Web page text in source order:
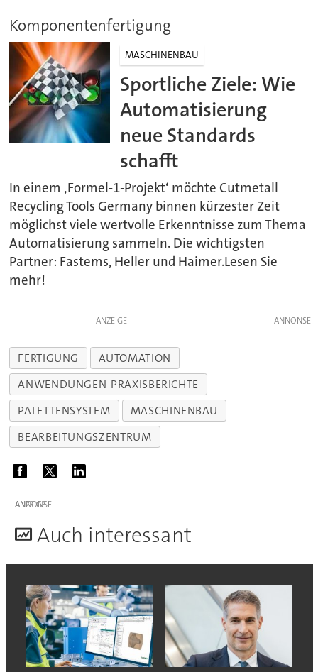
Komponentenfertigung
MASCHINENBAU
Sportliche Ziele: Wie
Automatisierung
neue Standards
schafft
In einem ‚Formel-1-Projekt‘ möchte Cutmetall
Recycling Tools Germany binnen kürzester Zeit
möglichst viele wertvolle Erkenntnisse zum Thema
Automatisierung sammeln. Die wichtigsten
Partner: Fastems, Heller und Haimer.Lesen Sie
mehr!
ANZEIGE
FERTIGUNG
AUTOMATION
ANWENDUNGEN-PRAXISBERICHTE
PALETTENSYSTEM
MASCHINENBAU
BEARBEITUNGSZENTRUM
ANZEIGE
Auch interessant